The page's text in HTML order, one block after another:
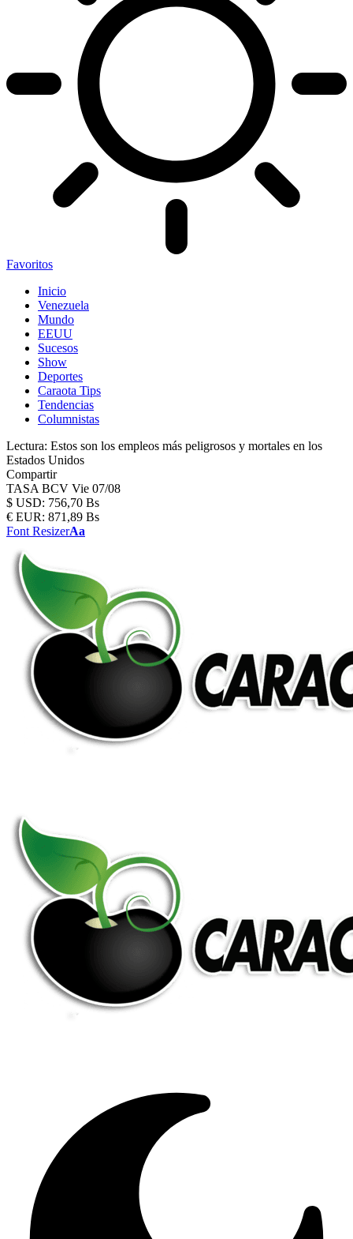
Favoritos
Inicio
Venezuela
Mundo
EEUU
Sucesos
Show
Deportes
Caraota Tips
Tendencias
Columnistas
Lectura: Estos son los empleos más peligrosos y mortales en los
Estados Unidos
Compartir
TASA BCV Vie 07/08
$ USD: 756,70 Bs
€ EUR: 871,89 Bs
Font ResizerAa